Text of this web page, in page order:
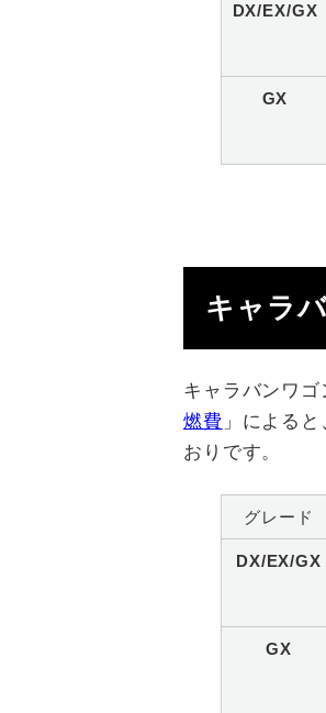
DX/EX/GX
GX
キャラ
キャラバンワ
燃費 」による
おりです。
グレード
DX/EX/GX
GX